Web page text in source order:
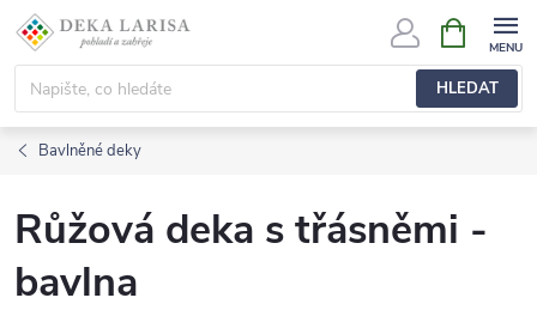
Přejít
obsah
HLEDAT
NÁKUPNÍ
KOŠÍK
Bavlněné deky
Růžová deka s třásněmi -
bavlna